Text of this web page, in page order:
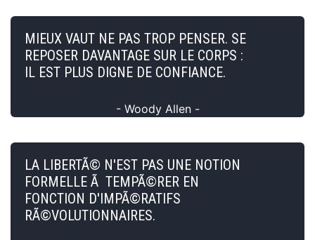
MIEUX VAUT NE PAS TROP PENSER. SE
REPOSER DAVANTAGE SUR LE CORPS :
IL EST PLUS DIGNE DE CONFIANCE.
- Woody Allen -
LA LIBERTÃ© N'EST PAS UNE NOTION
FORMELLE Ã TEMPÃ©RER EN
FONCTION D'IMPÃ©RATIFS
RÃ©VOLUTIONNAIRES.